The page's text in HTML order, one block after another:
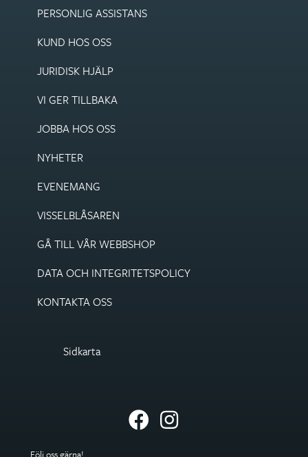
PERSONLIG ASSISTANS
KUND HOS OSS
JURIDISK HJÄLP
VI GER TILLBAKA
JOBBA HOS OSS
NYHETER
EVENEMANG
VISSEL­BLÅSAREN
GÅ TILL VÅR WEBBSHOP
DATA OCH INTEGRITETS­POLICY
KONTAKTA OSS
Sidkarta
Följ oss gärna!